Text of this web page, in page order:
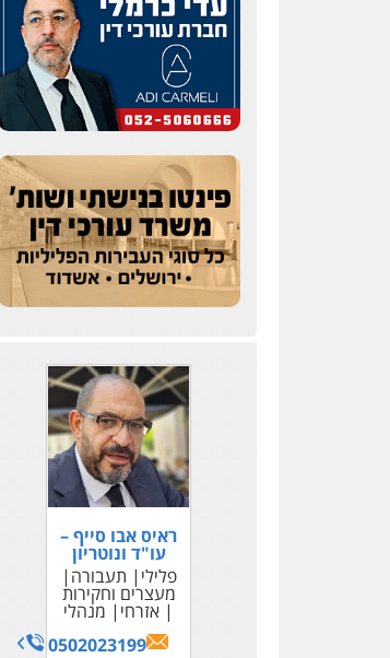
ראיס אבו סייף –
עו"ד ונוטריון
פלילי
תעבורה
מעצרים וחקירות
אזרחי
מנהלי
0502023199